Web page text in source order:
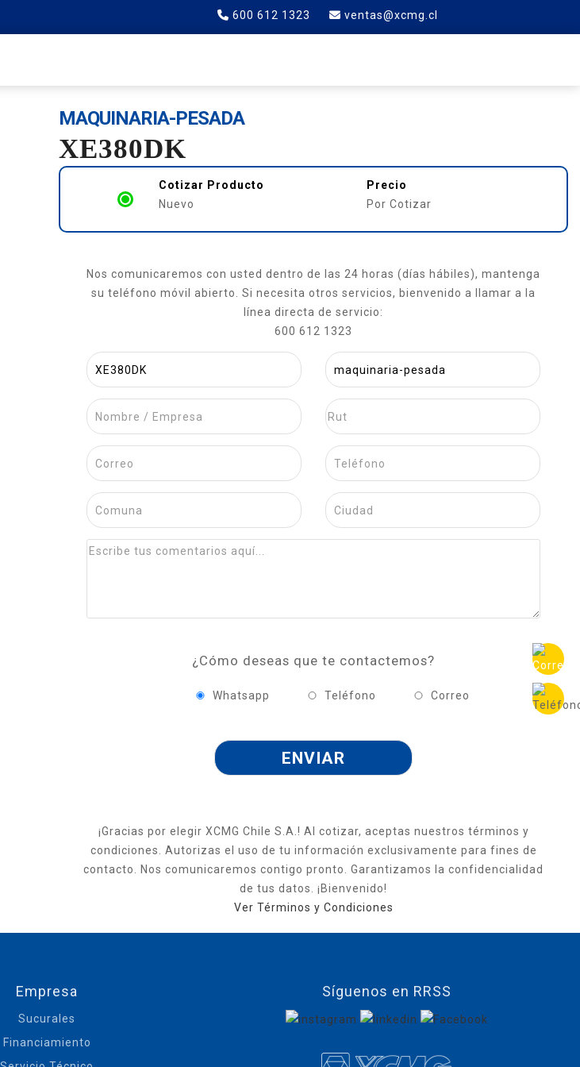
600 612 1323 ventas@xcmg.cl
MAQUINARIA-PESADA
XE380DK
Cotizar Producto
Nuevo
Precio
Por Cotizar
Nos comunicaremos con usted dentro de las 24 horas (días hábiles), mantenga
su teléfono móvil abierto. Si necesita otros servicios, bienvenido a llamar a la
línea directa de servicio:
600 612 1323
¿Cómo deseas que te contactemos?
Whatsapp Teléfono Correo
¡Gracias por elegir XCMG Chile S.A.! Al cotizar, aceptas nuestros términos y
condiciones. Autorizas el uso de tu información exclusivamente para fines de
contacto. Nos comunicaremos contigo pronto. Garantizamos la confidencialidad
de tus datos. ¡Bienvenido!
Ver Términos y Condiciones
Empresa
Sucurales
Financiamiento
Síguenos en RRSS